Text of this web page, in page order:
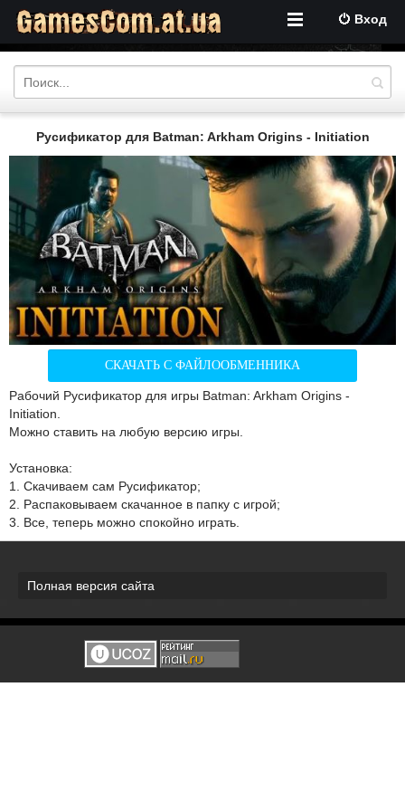
Вход
Русификатор для Batman: Arkham Origins - Initiation
СКАЧАТЬ С ФАЙЛООБМЕННИКА
Рабочий Русификатор для игры Batman: Arkham Origins -
Initiation.
Можно ставить на любую версию игры.
Установка:
1. Скачиваем сам Русификатор;
2. Распаковываем скачанное в папку с игрой;
3. Все, теперь можно спокойно играть.
Полная версия сайта